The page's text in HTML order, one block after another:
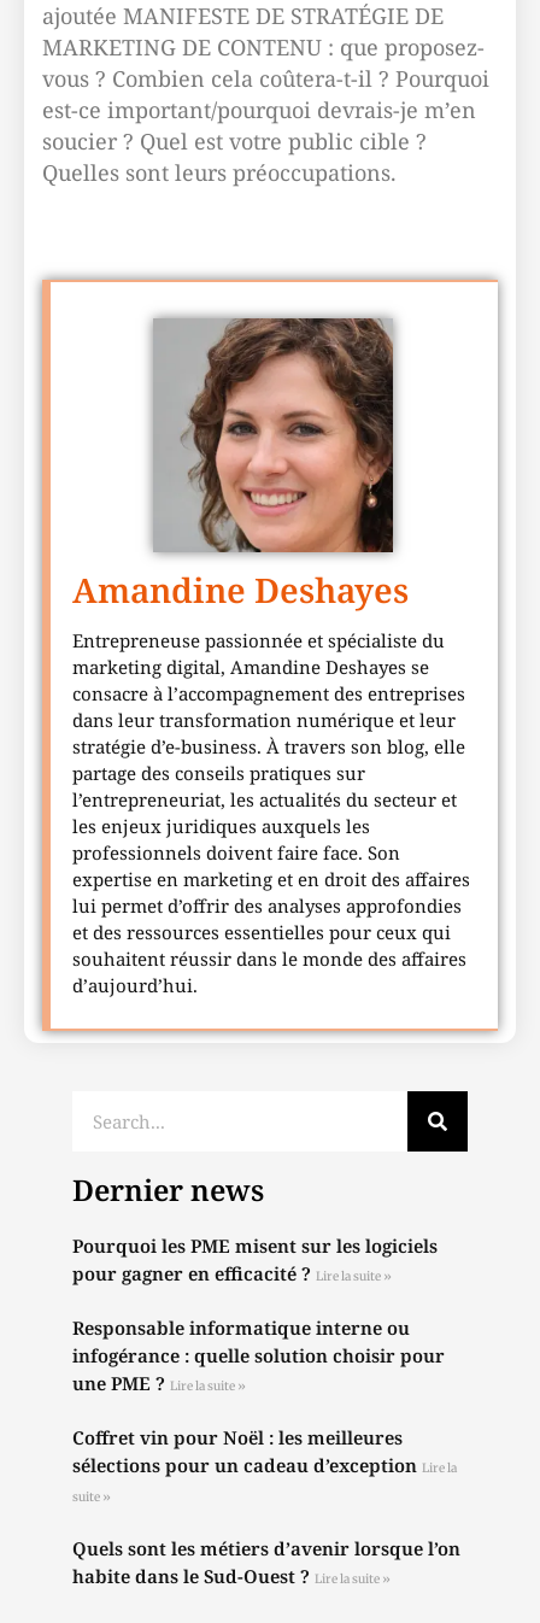
ajoutée MANIFESTE DE STRATÉGIE DE
MARKETING DE CONTENU : que proposez-
vous ? Combien cela coûtera-t-il ? Pourquoi
est-ce important/pourquoi devrais-je m’en
soucier ? Quel est votre public cible ?
Quelles sont leurs préoccupations.
Amandine Deshayes
Entrepreneuse passionnée et spécialiste du
marketing digital, Amandine Deshayes se
consacre à l’accompagnement des entreprises
dans leur transformation numérique et leur
stratégie d’e-business. À travers son blog, elle
partage des conseils pratiques sur
l’entrepreneuriat, les actualités du secteur et
les enjeux juridiques auxquels les
professionnels doivent faire face. Son
expertise en marketing et en droit des affaires
lui permet d’offrir des analyses approfondies
et des ressources essentielles pour ceux qui
souhaitent réussir dans le monde des affaires
d’aujourd’hui.
Dernier news
Pourquoi les PME misent sur les logiciels
pour gagner en efficacité ? Lire la suite »
Responsable informatique interne ou
infogérance : quelle solution choisir pour
une PME ? Lire la suite »
Coffret vin pour Noël : les meilleures
sélections pour un cadeau d’exception Lire la
suite »
Quels sont les métiers d’avenir lorsque l’on
habite dans le Sud-Ouest ? Lire la suite »